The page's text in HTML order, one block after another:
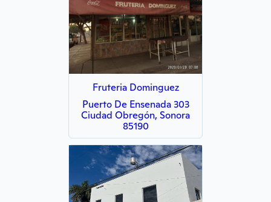
Fruteria Dominguez
Puerto De Ensenada 303
Ciudad Obregón, Sonora
85190